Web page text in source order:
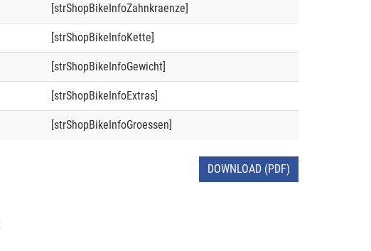
[strShopBikeInfoZahnkraenze]
[strShopBikeInfoKette]
[strShopBikeInfoGewicht]
[strShopBikeInfoExtras]
[strShopBikeInfoGroessen]
DOWNLOAD (PDF)